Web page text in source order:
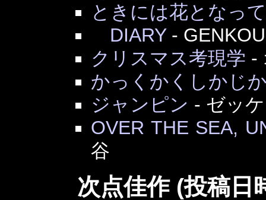
ときには花となって
DIARY- GENKOU
クリスマス考現学 -
かっくかくしかじ
ジャンピン - ゼッ
OVER THE SEA,
谷
次点佳作 (投稿日